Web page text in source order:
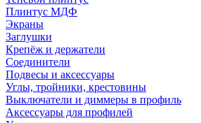
Плинтус МДФ
Экраны
Заглушки
Крепёж и держатели
Соединители
Подвесы и аксессуары
Углы, тройники, крестовины
Выключатели и диммеры в профиль
Аксессуары для профилей